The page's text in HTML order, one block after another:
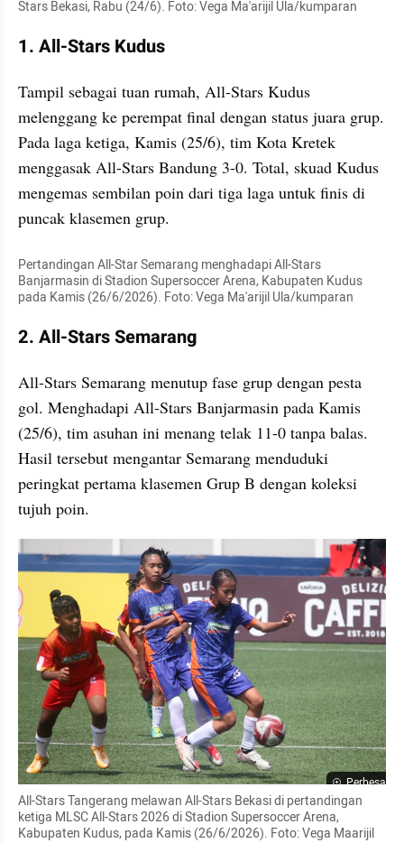
Stars Bekasi, Rabu (24/6). Foto: Vega Ma'arijil Ula/kumparan
1. All-Stars Kudus
Tampil sebagai tuan rumah, All-Stars Kudus
melenggang ke perempat final dengan status juara grup.
Pada laga ketiga, Kamis (25/6), tim Kota Kretek
menggasak All-Stars Bandung 3-0. Total, skuad Kudus
mengemas sembilan poin dari tiga laga untuk finis di
puncak klasemen grup.
Pertandingan All-Star Semarang menghadapi All-Stars
Banjarmasin di Stadion Supersoccer Arena, Kabupaten Kudus
pada Kamis (26/6/2026). Foto: Vega Ma'arijil Ula/kumparan
2. All-Stars Semarang
All-Stars Semarang menutup fase grup dengan pesta
gol. Menghadapi All-Stars Banjarmasin pada Kamis
(25/6), tim asuhan ini menang telak 11-0 tanpa balas.
Hasil tersebut mengantar Semarang menduduki
peringkat pertama klasemen Grup B dengan koleksi
tujuh poin.
Perbesar
All-Stars Tangerang melawan All-Stars Bekasi di pertandingan
ketiga MLSC All-Stars 2026 di Stadion Supersoccer Arena,
Kabupaten Kudus, pada Kamis (26/6/2026). Foto: Vega Maarijil